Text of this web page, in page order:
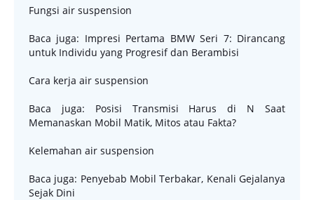
Fungsi air suspension
Baca juga: Impresi Pertama BMW Seri 7: Dirancang
untuk Individu yang Progresif dan Berambisi
Cara kerja air suspension
Baca juga: Posisi Transmisi Harus di N Saat
Memanaskan Mobil Matik, Mitos atau Fakta?
Kelemahan air suspension
Baca juga: Penyebab Mobil Terbakar, Kenali Gejalanya
Sejak Dini